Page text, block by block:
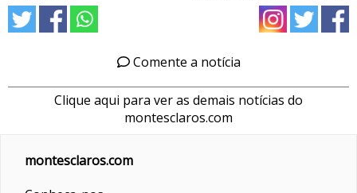
Comente a notícia
Clique aqui para ver as demais notícias do
montesclaros.com
montesclaros.com